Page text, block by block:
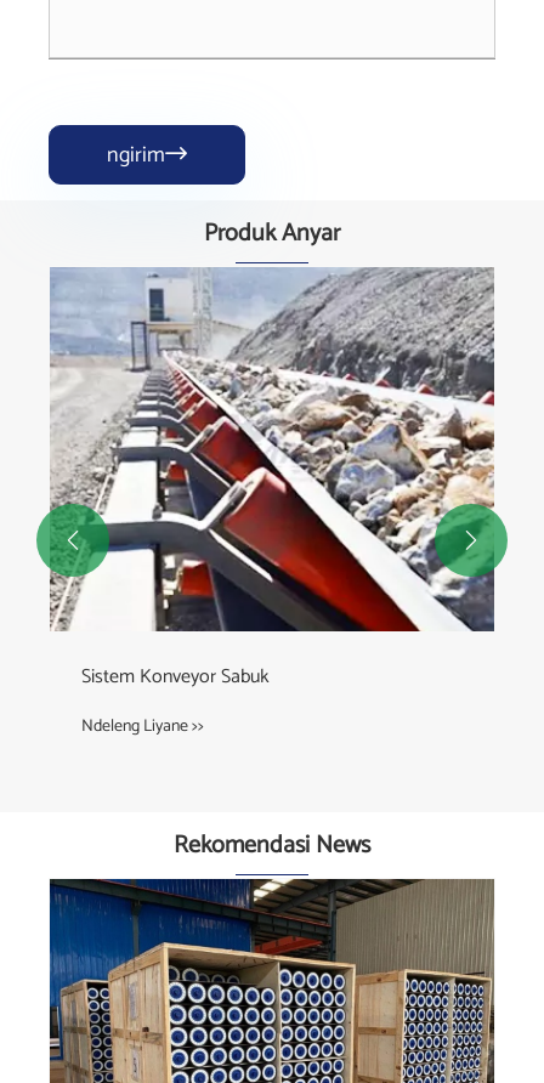
ngirim
Produk Anyar
Sistem Konveyor Sabuk
Ndeleng Liyane >>
 
Rekomendasi News